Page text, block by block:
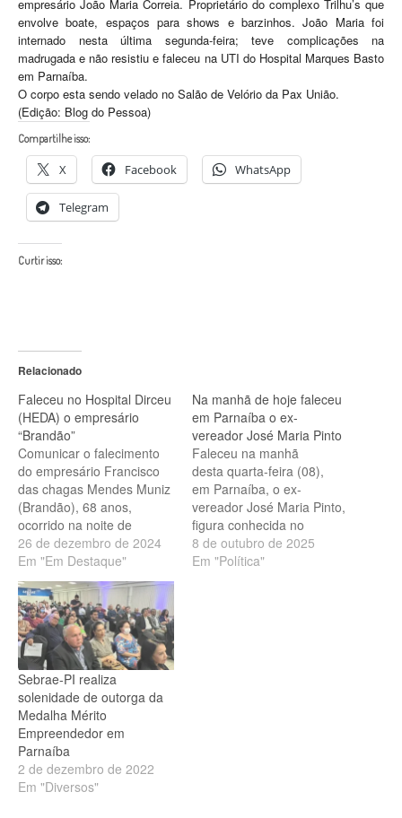
empresário João Maria Correia. Proprietário do complexo Trilhu’s que
envolve boate, espaços para shows e barzinhos. João Maria foi
internado nesta última segunda-feira; teve complicações na
madrugada e não resistiu e faleceu na UTI do Hospital Marques Basto
em Parnaíba.
O corpo esta sendo velado no Salão de Velório da Pax União.
(Edição: Blog do Pessoa)
Compartilhe isso:
X Facebook WhatsApp
Telegram
Curtir isso:
Relacionado
Faleceu no Hospital Dirceu
(HEDA) o empresário
“Brandão”
Comunicar o falecimento
do empresário Francisco
das chagas Mendes Muniz
(Brandão), 68 anos,
ocorrido na noite de
quarta-feira(25), no Heda
em Parnaíba-PI. O corpo
está sendo velado no salão
nobre da Pax União, no
centro da cidade, até as
14hs de hoje. Após este
horário, o corpo será
levado para…
26 de dezembro de 2024
Em "Em Destaque"
Na manhã de hoje faleceu
em Parnaíba o ex-
vereador José Maria Pinto
Faleceu na manhã
desta quarta-feira (08),
em Parnaíba, o ex-
vereador José Maria Pinto,
figura conhecida no
cenário político local. José
Maria exerceu um
8 de outubro de 2025
Em "Política"
Sebrae-PI realiza
solenidade de outorga da
Medalha Mérito
Empreendedor em
Parnaíba
2 de dezembro de 2022
Em "Diversos"